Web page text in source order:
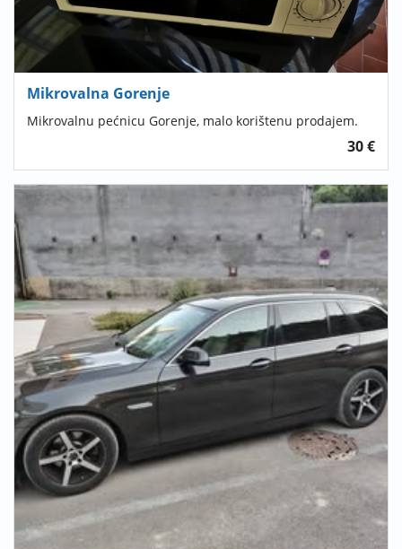
Mikrovalna Gorenje
Mikrovalnu pećnicu Gorenje, malo korištenu prodajem.
30 €